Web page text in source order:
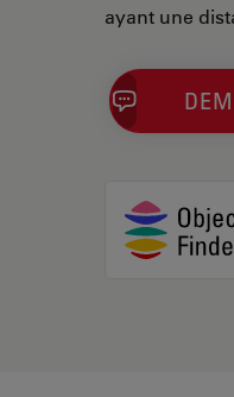
ayant une